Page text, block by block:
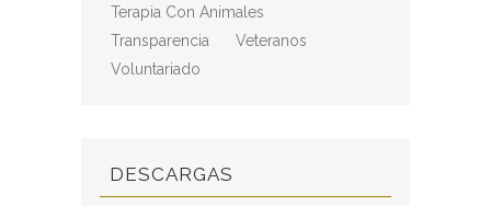
Terapia Con Animales
Transparencia
Veteranos
Voluntariado
DESCARGAS